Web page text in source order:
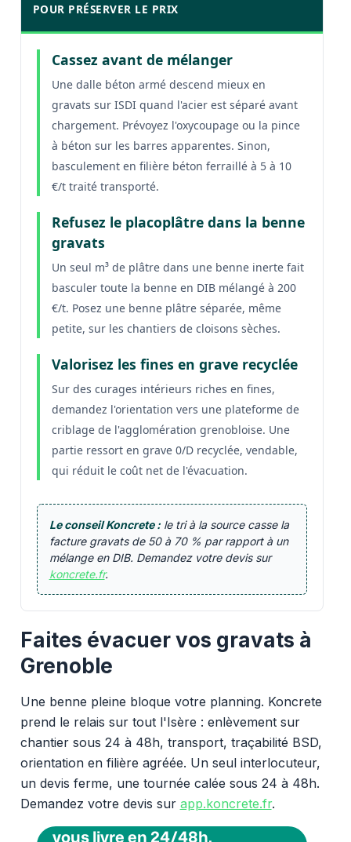
POUR PRÉSERVER LE PRIX
Cassez avant de mélanger
Une dalle béton armé descend mieux en
gravats sur ISDI quand l'acier est séparé avant
chargement. Prévoyez l'oxycoupage ou la pince
à béton sur les barres apparentes. Sinon,
basculement en filière béton ferraillé à 5 à 10
€/t traité transporté.
Refusez le placoplâtre dans la benne
gravats
Un seul m³ de plâtre dans une benne inerte fait
basculer toute la benne en DIB mélangé à 200
€/t. Posez une benne plâtre séparée, même
petite, sur les chantiers de cloisons sèches.
Valorisez les fines en grave recyclée
Sur des curages intérieurs riches en fines,
demandez l'orientation vers une plateforme de
criblage de l'agglomération grenobloise. Une
partie ressort en grave 0/D recyclée, vendable,
qui réduit le coût net de l'évacuation.
Le conseil Koncrete :le tri à la source casse la
facture gravats de 50 à 70 % par rapport à un
mélange en DIB. Demandez votre devis sur
koncrete.fr.
Faites évacuer vos gravats à
Grenoble
Une benne pleine bloque votre planning. Koncrete
prend le relais sur tout l'Isère : enlèvement sur
chantier sous 24 à 48h, transport, traçabilité BSD,
orientation en filière agréée. Un seul interlocuteur,
un devis ferme, une tournée calée sous 24 à 48h.
Demandez votre devis sur app.koncrete.fr.
vous livre en 24/48h.